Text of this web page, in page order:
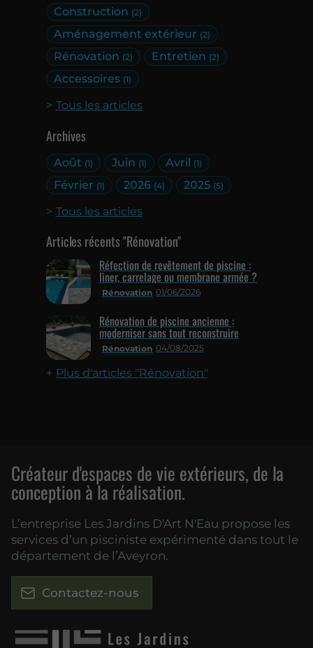
Construction (2)
Aménagement extérieur (2)
Rénovation (2) Entretien (2)
Accessoires (1)
Tous les articles
Archives
Août (1) Juin (1) Avril (1)
Février (1) 2026 (4) 2025 (5)
Tous les articles
Articles récents "Rénovation"
Rénovation 01/06/2026
Réfection de revêtement de piscine :
liner, carrelage ou membrane armée ?
Rénovation 04/08/2025
Rénovation de piscine ancienne :
moderniser sans tout reconstruire
Plus d'articles "Rénovation"
Créateur d'espaces de vie extérieurs, de la
conception à la réalisation.
L’entreprise Les Jardins D'Art N'Eau propose les
services d’un pisciniste expérimenté dans tout le
département de l’Aveyron.
Contactez-nous